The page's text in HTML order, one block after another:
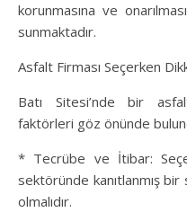
korunmasına ve
sunmaktadır.
Asfalt Firması Seçerken
Batı Sitesi’nde bir
faktörleri göz önünde
* Tecrübe ve İtibar:
sektöründe kanıtlanmış
olmalıdır.